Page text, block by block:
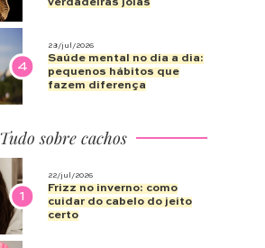
verdadeiras joias
4
28/jul/2026
Saúde mental no dia a dia:
pequenos hábitos que
fazem diferença
Tudo sobre cachos
1
22/jul/2026
Frizz no inverno: como
cuidar do cabelo do jeito
certo